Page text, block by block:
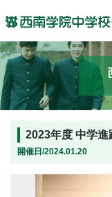
2023年度 中学進
開催日/2024.01.20